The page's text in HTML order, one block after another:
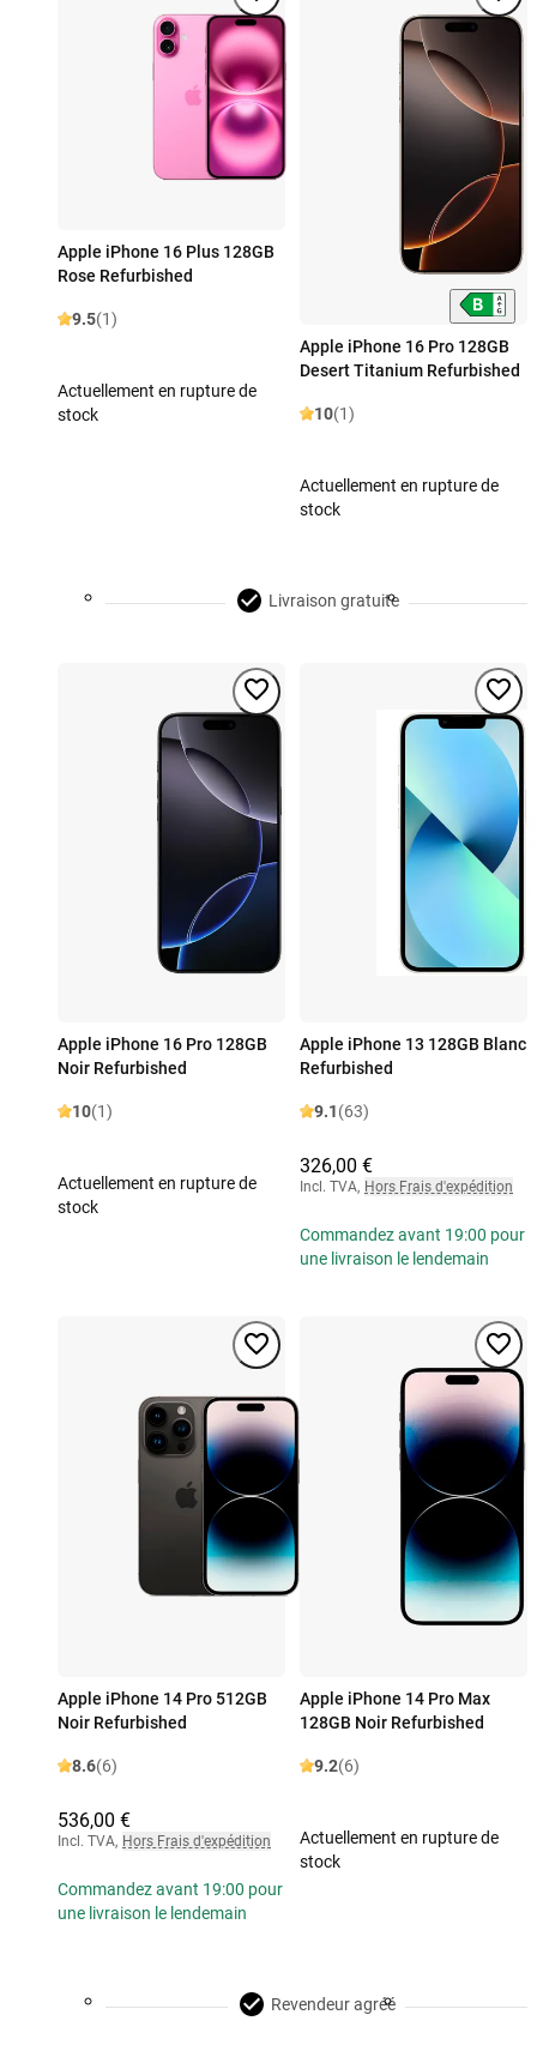
Apple iPhone 16 Plus 128GB
Rose Refurbished
9.5(1)
Actuellement en rupture de
stock
Apple iPhone 16 Pro 128GB
Desert Titanium Refurbished
10(1)
Actuellement en rupture de
stock
Livraison gratuite
Apple iPhone 16 Pro 128GB
Noir Refurbished
10(1)
Actuellement en rupture de
stock
Apple iPhone 13 128GB Blanc
Refurbished
9.1(63)
326,00 €
Incl. TVA, Hors Frais d'expédition
Commandez avant 19:00 pour
une livraison le lendemain
Apple iPhone 14 Pro 512GB
Noir Refurbished
8.6(6)
536,00 €
Incl. TVA, Hors Frais d'expédition
Commandez avant 19:00 pour
une livraison le lendemain
Apple iPhone 14 Pro Max
128GB Noir Refurbished
9.2(6)
Actuellement en rupture de
stock
Revendeur agréé